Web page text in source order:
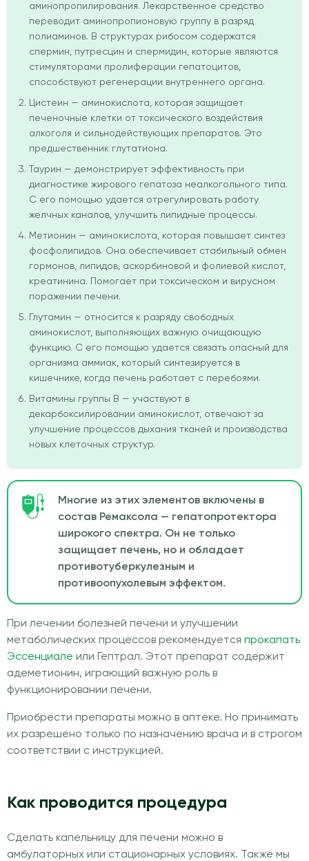
аминопропилирования. Лекарственное средство
переводит аминопропионовую группу в разряд
полиаминов. В структурах рибосом содержатся
спермин, путресцин и спермидин, которые являются
стимуляторами пролиферации гепатоцитов,
способствуют регенерации внутреннего органа.
Цистеин — аминокислота, которая защищает
печеночные клетки от токсического воздействия
алкоголя и сильнодействующих препаратов. Это
предшественник глутатиона.
Таурин — демонстрирует эффективность при
диагностике жирового гепатоза неалкогольного типа.
С его помощью удается отрегулировать работу
желчных каналов, улучшить липидные процессы.
Метионин — аминокислота, которая повышает синтез
фосфолипидов. Она обеспечивает стабильный обмен
гормонов, липидов, аскорбиновой и фолиевой кислот,
креатинина. Помогает при токсическом и вирусном
поражении печени.
Глутамин — относится к разряду свободных
аминокислот, выполняющих важную очищающую
функцию. С его помощью удается связать опасный для
организма аммиак, который синтезируется в
кишечнике, когда печень работает с перебоями.
Витамины группы В — участвуют в
декарбоксилировании аминокислот, отвечают за
улучшение процессов дыхания тканей и производства
новых клеточных структур.
Многие из этих элементов включены в
состав Ремаксола — гепатопротектора
широкого спектра. Он не только
защищает печень, но и обладает
противотуберкулезным и
противоопухолевым эффектом.
При лечении болезней печени и улучшении
метаболических процессов рекомендуется прокапать
Эссенциале или Гептрал. Этот препарат содержит
адеметионин, играющий важную роль в
функционировании печени.
Приобрести препараты можно в аптеке. Но принимать
их разрешено только по назначению врача и в строгом
соответствии с инструкцией.
Как проводится процедура
Сделать капельницу для печени можно в
амбулаторных или стационарных условиях. Также мы